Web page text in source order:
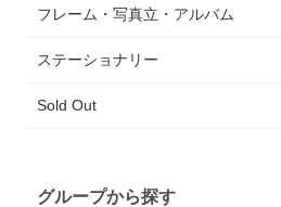
フレーム・写真立・アルバム
ステーショナリー
Sold Out
グループから探す